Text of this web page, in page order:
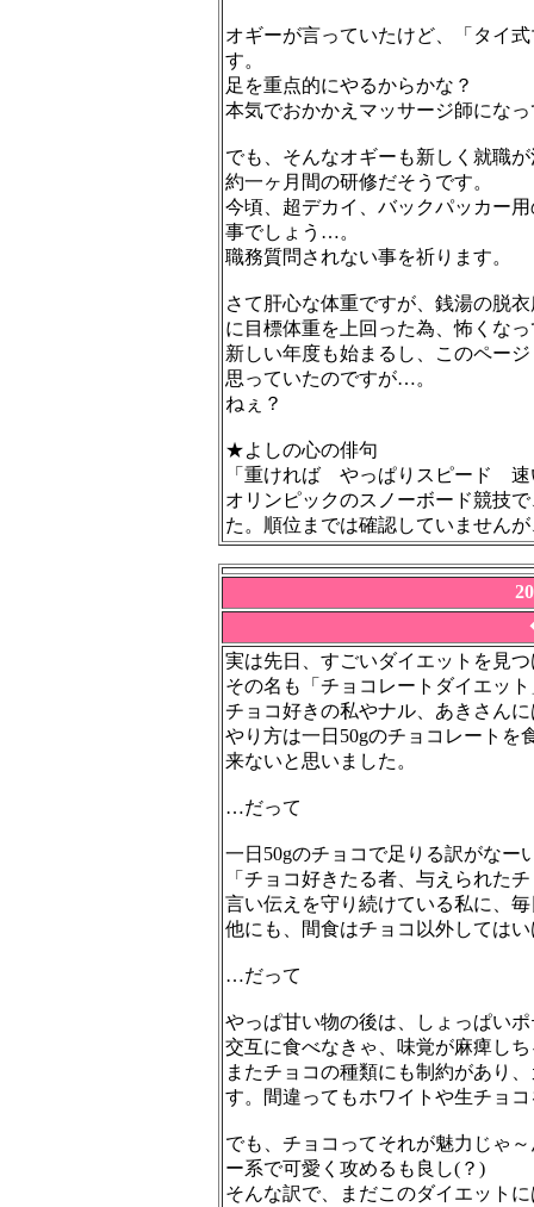
オギーが言っていたけど、「タイ
す。
足を重点的にやるからかな？
本気でおかかえマッサージ師にな
でも、そんなオギーも新しく就職
約一ヶ月間の研修だそうです。
今頃、超デカイ、バックパッカー
事でしょう…。
職務質問されない事を祈ります。
さて肝心な体重ですが、銭湯の脱
に目標体重を上回った為、怖くな
新しい年度も始まるし、このペー
思っていたのですが…。
ねぇ？
★よしの心の俳句
「重ければ やっぱりスピード 速
オリンピックのスノーボード競技
た。順位までは確認していません
実は先日、すごいダイエットを見
その名も「チョコレートダイエッ
チョコ好きの私やナル、あきさん
やり方は一日50gのチョコレートを
来ないと思いました。
…だって
一日50gのチョコで足りる訳がなー
「チョコ好きたる者、与えられた
言い伝えを守り続けている私に、
他にも、間食はチョコ以外しては
…だって
やっぱ甘い物の後は、しょっぱい
交互に食べなきゃ、味覚が麻痺し
またチョコの種類にも制約があり
す。間違ってもホワイトや生チョ
でも、チョコってそれが魅力じゃ
ー系で可愛く攻めるも良し(？)
そんな訳で、まだこのダイエット